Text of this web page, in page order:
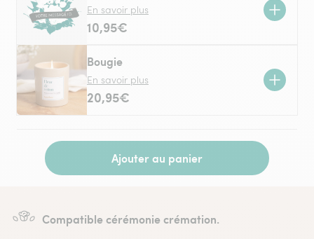
En savoir plus
10,95€
Bougie
En savoir plus
20,95€
Ajouter au panier
Compatible cérémonie crémation.